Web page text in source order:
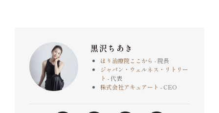
黒沢ちあき
はり治療院ここから - 院長
ジャパン・ウェルネス・リトリー
ト - 代表
株式会社アキュアート - CEO